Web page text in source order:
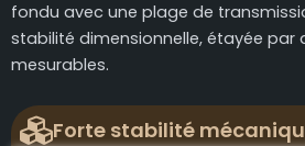
fondu avec une plage de
stabilité dimensionnelle, étayée par
mesurables.
Forte stabilité